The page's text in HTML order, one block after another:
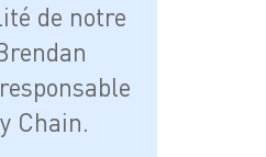
de notre
Chain.